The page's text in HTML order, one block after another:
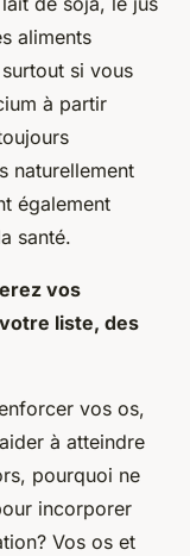
aliments
si vous
à partir
naturellement
également
santé.
vos
liste, des
vos os,
à atteindre
pourquoi ne
incorporer
Vos os et